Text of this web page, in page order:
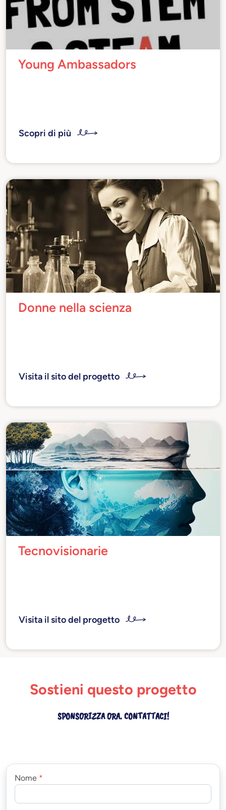
Young Ambassadors
Scopri di più
Donne nella scienza
Visita il sito del progetto
Tecnovisionarie
Visita il sito del progetto
Sostieni questo progetto
SPONSORIZZA ORA. CONTATTACI!
Nome *